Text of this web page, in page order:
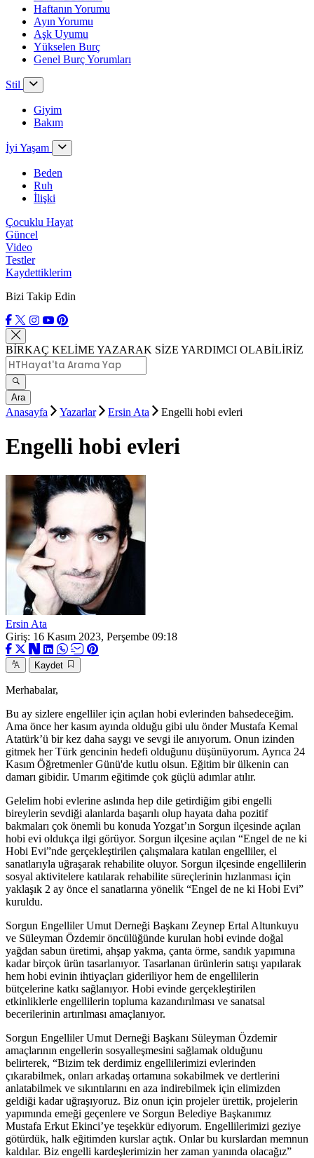
Haftanın Yorumu
Ayın Yorumu
Aşk Uyumu
Yükselen Burç
Genel Burç Yorumları
Stil
Giyim
Bakım
İyi Yaşam
Beden
Ruh
İlişki
Çocuklu Hayat
Güncel
Video
Testler
Kaydettiklerim
Bizi Takip Edin
BİRKAÇ KELİME YAZARAK SİZE YARDIMCI OLABİLİRİZ
Ara
Anasayfa Yazarlar Ersin Ata Engelli hobi evleri
Engelli hobi evleri
Ersin Ata
Giriş: 16 Kasım 2023, Perşembe 09:18
Kaydet
Merhabalar,
Bu ay sizlere engelliler için açılan hobi evlerinden bahsedeceğim.
Ama önce her kasım ayında olduğu gibi ulu önder Mustafa Kemal
Atatürk’ü bir kez daha saygı ve sevgi ile anıyorum. Onun izinden
gitmek her Türk gencinin hedefi olduğunu düşünüyorum. Ayrıca 24
Kasım Öğretmenler Günü'de kutlu olsun. Eğitim bir ülkenin can
damarı gibidir. Umarım eğitimde çok güçlü adımlar atılır.
Gelelim hobi evlerine aslında hep dile getirdiğim gibi engelli
bireylerin sevdiği alanlarda başarılı olup hayata daha pozitif
bakmaları çok önemli bu konuda Yozgat’ın Sorgun ilçesinde açılan
hobi evi oldukça ilgi görüyor. Sorgun ilçesine açılan “Engel de ne ki
Hobi Evi”nde gerçekleştirilen çalışmalara katılan engelliler, el
sanatlarıyla uğraşarak rehabilite oluyor. Sorgun ilçesinde engellilerin
sosyal aktivitelere katılarak rehabilite süreçlerinin hızlanması için
yaklaşık 2 ay önce el sanatlarına yönelik “Engel de ne ki Hobi Evi”
kuruldu.
Sorgun Engelliler Umut Derneği Başkanı Zeynep Ertal Altunkuyu
ve Süleyman Özdemir öncülüğünde kurulan hobi evinde doğal
yağdan sabun üretimi, ahşap yakma, çanta örme, sandık yapımına
kadar birçok ürün tasarlanıyor. Tasarlanan ürünlerin satışı yapılarak
hem hobi evinin ihtiyaçları gideriliyor hem de engellilerin
bütçelerine katkı sağlanıyor. Hobi evinde gerçekleştirilen
etkinliklerle engellilerin topluma kazandırılması ve sanatsal
becerilerinin artırılması amaçlanıyor.
Sorgun Engelliler Umut Derneği Başkanı Süleyman Özdemir
amaçlarının engellerin sosyalleşmesini sağlamak olduğunu
belirterek, “Bizim tek derdimiz engellilerimizi evlerinden
çıkarabilmek, onları arkadaş ortamına sokabilmek ve dertlerini
anlatabilmek ve sıkıntılarını en aza indirebilmek için elimizden
geldiği kadar uğraşıyoruz. Biz onun için projeler ürettik, projelerin
yapımında emeği geçenlere ve Sorgun Belediye Başkanımız
Mustafa Erkut Ekinci’ye teşekkür ediyorum. Engellilerimizi geziye
götürdük, halk eğitimden kurslar açtık. Onlar bu kurslardan memnun
kaldılar. Biz engelli kardeşlerimizin her zaman yanında olacağız”